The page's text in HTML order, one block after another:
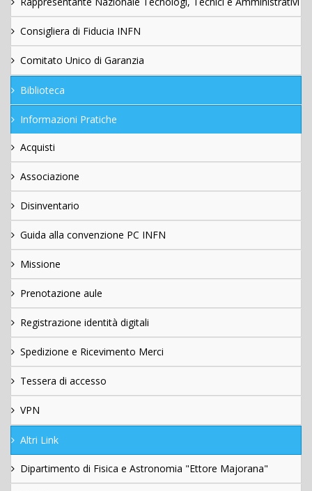
Consigliera di Fiducia INFN
Comitato Unico di Garanzia
Biblioteca
Informazioni Pratiche
Acquisti
Associazione
Disinventario
Guida alla convenzione PC INFN
Missione
Prenotazione aule
Registrazione identità digitali
Spedizione e Ricevimento Merci
Tessera di accesso
VPN
Altri Link
Dipartimento di Fisica e Astronomia "Ettore Majorana"